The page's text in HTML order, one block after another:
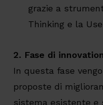
grazie a
Thinking e la
2. Fase di
In questa fase
proposte di
sistema esistente e